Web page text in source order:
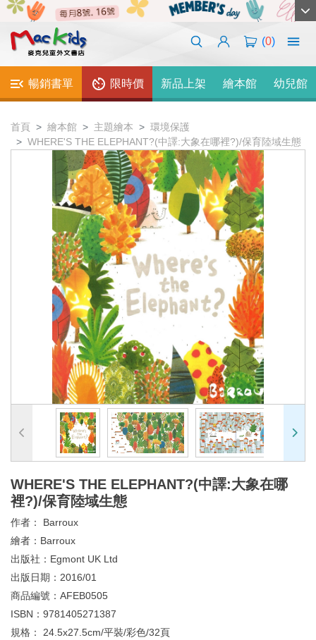
(0)
暢銷書單 限時價 新品上架 繪本館 幼兒館
首頁 繪本館 主題繪本
環境保護
WHERE'S THE ELEPHANT?(中譯:大象在哪裡?)/保育陸域生態
WHERE'S THE ELEPHANT?(中譯:大象在哪
裡?)/保育陸域生態
作者： Barroux
繪者： Barroux
出版社： Egmont UK Ltd
出版日期： 2016/01
商品編號： AFEB0505
ISBN： 9781405271387
規格： 24.5x27.5cm/平裝/彩色/32頁